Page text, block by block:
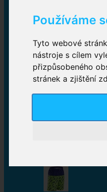
Používáme
Tyto webové
nástroje s cílem
přizpůsobeného
stránek a zjištění
Plenkové
zalepovací,